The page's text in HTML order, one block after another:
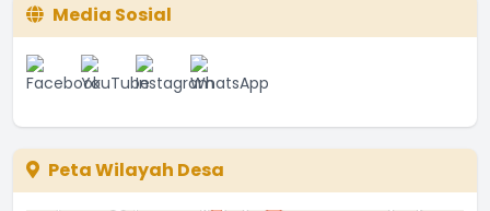
Media Sosial
Peta Wilayah Desa